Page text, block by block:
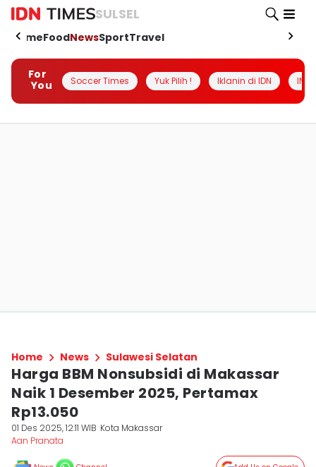
SULSEL
HomeFoodNewsSportTravel
For
You
Soccer Times Yuk Pilih ! Iklanin di IDN
Home News Sulawesi Selatan
Harga BBM Nonsubsidi di Makassar
Naik 1 Desember 2025, Pertamax
Rp13.050
01 Des 2025, 12:11 WIB Kota Makassar
Aan Pranata